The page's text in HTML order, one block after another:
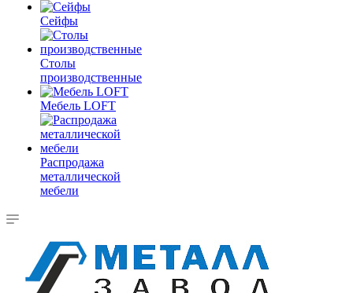
Сейфы
Столы
производственные
Мебель LOFT
Распродажа
металлической
мебели